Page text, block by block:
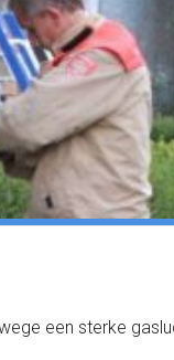
een sterke